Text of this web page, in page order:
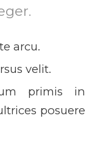
arcu.
velit.
primis in
posuere